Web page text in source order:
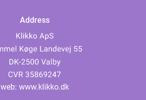
Address
web: www.klikko.dk